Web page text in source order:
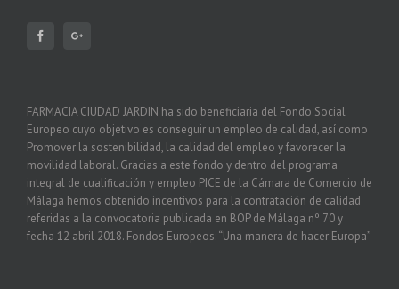
FARMACIA CIUDAD JARDIN ha sido beneficiaria del Fondo Social
Europeo cuyo objetivo es conseguir un empleo de calidad, así como
Promover la sostenibilidad, la calidad del empleo y favorecer la
movilidad laboral. Gracias a este fondo y dentro del programa
integral de cualificación y empleo PICE de la Cámara de Comercio de
Málaga hemos obtenido incentivos para la contratación de calidad
referidas a la convocatoria publicada en BOP de Málaga nº 70 y
fecha 12 abril 2018. Fondos Europeos: “Una manera de hacer Europa”